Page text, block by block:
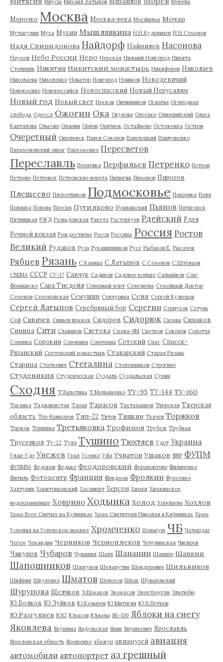
Миусы Михаил Латыпов Морева
Морозко Москва Москва-река Мосфильм Мочар
Мутыгулин Муха Мухин Мышлявкина Н.Н.Кудрявцев Н.Н.Семенов
Надя Спиридонова Найдорф Наймилов Насонова
Наумов Небо России Неро Нерская Нижний Новгород Никита
Столпник Никитин Никитский монастырь Никифоров Николаев
Николаева Николенко Новатор Новгород Новиков Новодевичий
Новокосино Новороссийск Новоспасский Новый Иерусалим
Новый год Новый свет Носков Овчинников Огарёва Огородная
слобода Одесса Ожогин Ока Окулова Олесько Олимпийский Ольга
Карталова Ольгово Опарин Орлов Орлёнок Остафьево Остоженка Остров
Очеретный Ошевенск Павел Соколов Павелецкий Павлушенко
Парамоновский овраг Пархоменко Пересветов
Переславль Перловка Перфильев Петренко Петров
Петрово Петровск Петровские ворота Пилюгин Пименов Пирогов
Плещеево Плохотников Подмосковье Покровка Поля
Полянка Попова Пресня Путилково Пушкинский Пьянов Пятигорск
Пятницкая РЖД Развадовская Ракета Расторгуев Рдейский Рдея
Речной вокзал Рождествено Росси Россина Россия Ростов
Великий Рудаков Руза Рукавишников Русе Рыбаков Е. Рысачок
Рябцев Рязань С.Капица С.Латыпов С.Семенов С.Штенцов
СВЕМА СССР СУ-17 Савчук Садиков Садовое кольцо Сальников Сан-
Франциско Сара Тисдейл Северный порт Селезнева Семейный Доктор
Семенов Семеновская Семушин Сенчурина Сеня Сергей Кузнецов
Сергей Латыпов Серебряный бор Серегин Серпухов Сетунь
Сеф Сивичев Сивцев вражек Сидоров Сидорюк Сизова Симаков
Синица Сити Славянов Слетова Смена-8М Снетков Соколов Солотча
Солянка Сорокин Сорокина Сорочаны Сотский Спас Спасск-
Рязанский Сретенский монастырь Ставарский Старая Рязань
Старица Статкевич Стегалина Столешников Строгино
Студеникин Студенческая Суздаль Суздальская Сурин
Сходня Т.Валетина Т.Мельяненко ТУ-95 ТУ-144 ТУ-160
Таганка Таджикистан Таран Тарасов Тахтамышев Тверская Тверская
область Тер-Крикоров Тип-22 Титов Тишкин Ткачев Торжков
Торжок Торшина Третьяковка Трофимов Трубеж Трубная
Трусенков Ту-22 Тула Тушино Тюхтяев Удот Украина
Улан-Удэ Унежев Урал Усенко Уфа Учватов Ушаков ФВР ФУПМ
ФУПМ50 Федоров Федько Феодоровский Ферапонтово Филипенко
Фитиль Фотоцентр Франция Фридман Фролкин Фурсенко
Халтурин Харитоньевский Хасавюрт Херсон Химки Химкинское
водохранилище Ховрино Ходынка Холод Хорошево Хохлов
Храм Всех Святых на Кулишках Храм Святителя Николая в Клённиках Храм
Успения на Успенском вражке Хромченко Ценькуш ЧБ Чатырдаг
Чегем Чекандин Черников Черноплеков Чечулинская Чигирев
Чикунов Чубаров Чувашия Шаля Шананин Шапиро Шапкин
Шапошников Шаргунов Шелапутин Шендерович Шильников
Шифрин Шкуленко Шматов Шолохов Шпак Шуваловский
Шурупова Щелчков Э.Ермаков Экомасов Электроугли Эльтюбю
Ю.Волков Ю.Зуйков Ю.Козырев Ю.Митягин Ю.П.Петров
Ю.Разгуляев Ю12 Юрасов Юрьева ЯК-130 Яблоки на снегу
Яковлева Якушина Яндульская Янин Янушкевич Ярославль
Ярославская область Ярошенко абажур авиамузей авиация
автомобили автопортрет аз грешный